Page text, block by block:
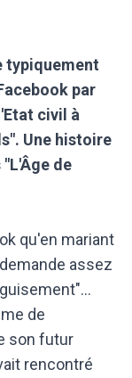
typiquement
par
civil à
Une histoire
de
qu'en mariant
assez
de
son futur
rencontré